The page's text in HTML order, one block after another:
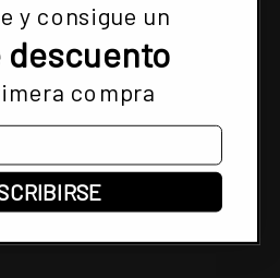
y consigue un
descuento
compra